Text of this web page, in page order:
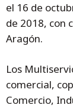
el 16 de
de 2018, con
Aragón.
Los
comercial,
Comercio,